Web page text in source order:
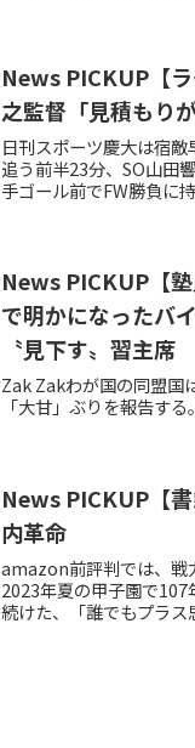
News PICKUP【
之監督「見積もり
日刊スポーツ慶大は宿
追う前半23分、SO山田
手ゴール前でFW勝負に
News PICKUP【
で明かになったバ
〝見下す〟習主席
Zak Zakわが国の同盟国
「大甘」ぶりを報告する。
News PICKUP【
内革命
amazon前評判では、戦
2023年夏の甲子園で
続けた、「誰でもプラス